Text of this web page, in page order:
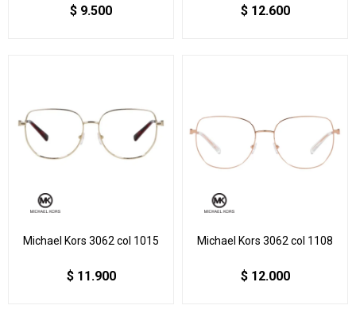
$ 9.500 $ 12.600
Michael Kors 3062 col 1015
$ 11.900
Michael Kors 3062 col 1108
$ 12.000